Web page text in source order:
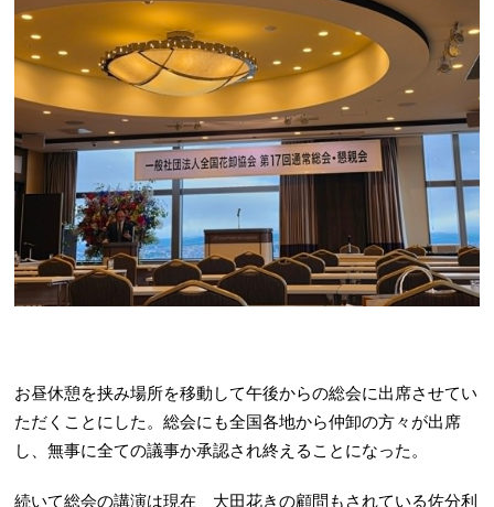
お昼休憩を挟み場所を移動して午後からの総会に出席させてい
ただくことにした。総会にも全国各地から仲卸の方々が出席
し、無事に全ての議事か承認され終えることになった。
続いて総会の講演は現在 大田花きの顧問もされている佐分利